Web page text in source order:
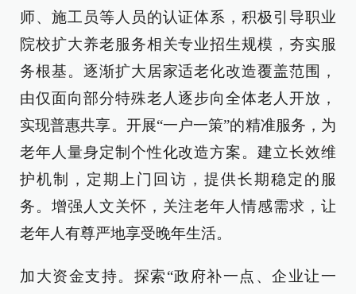
师、施工员等人员的认证体系，积极引导职业
院校扩大养老服务相关专业招生规模，夯实服
务根基。逐渐扩大居家适老化改造覆盖范围，
由仅面向部分特殊老人逐步向全体老人开放，
实现普惠共享。开展“一户一策”的精准服务，为
老年人量身定制个性化改造方案。建立长效维
护机制，定期上门回访，提供长期稳定的服
务。增强人文关怀，关注老年人情感需求，让
老年人有尊严地享受晚年生活。
加大资金支持。探索“政府补一点、企业让一